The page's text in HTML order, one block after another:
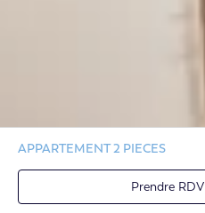
APPARTEMENT 2 PIECES
Prendre RDV